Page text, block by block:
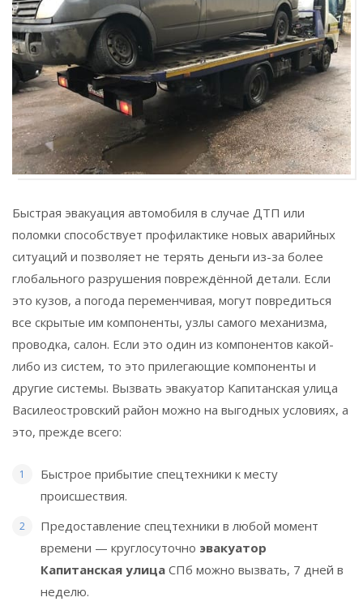
Быстрая эвакуация автомобиля в случае ДТП или
поломки способствует профилактике новых аварийных
ситуаций и позволяет не терять деньги из-за более
глобального разрушения повреждённой детали. Если
это кузов, а погода переменчивая, могут повредиться
все скрытые им компоненты, узлы самого механизма,
проводка, салон. Если это один из компонентов какой-
либо из систем, то это прилегающие компоненты и
другие системы. Вызвать эвакуатор Капитанская улица
Василеостровский район можно на выгодных условиях, а
это, прежде всего:
Быстрое прибытие спецтехники к месту
происшествия.
Предоставление спецтехники в любой момент
времени — круглосуточно эвакуатор
Капитанская улица СПб можно вызвать, 7 дней в
неделю.